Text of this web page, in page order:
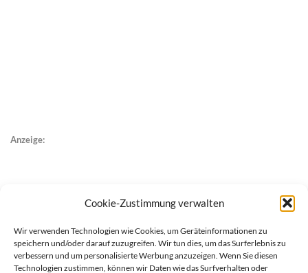
Cookie-Zustimmung verwalten
Wir verwenden Technologien wie Cookies, um Geräteinformationen zu
speichern und/oder darauf zuzugreifen. Wir tun dies, um das Surferlebnis zu
verbessern und um personalisierte Werbung anzuzeigen. Wenn Sie diesen
Technologien zustimmen, können wir Daten wie das Surfverhalten oder
Anzeige: